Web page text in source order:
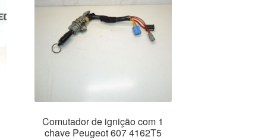
Comutador de ignição com 1
chave Peugeot 607 4162T5